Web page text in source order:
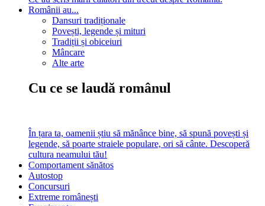
Românii au...
Dansuri tradiționale
Povești, legende și mituri
Tradiții și obiceiuri
Mâncare
Alte arte
Cu ce se laudă românul
În țara ta, oamenii știu să mănânce bine, să spună povești și
legende, să poarte straiele populare, ori să cânte. Descoperă
cultura neamului tău!
Comportament sănătos
Autostop
Concursuri
Extreme românești